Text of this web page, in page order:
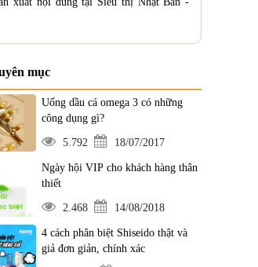
mục
Uống dầu cá omega 3 có những
công dụng gì?
5.792 18/07/2017
Ngày hội VIP cho khách hàng thân
thiết
2.468 14/08/2018
4 cách phân biệt Shiseido thật và
giả đơn giản, chính xác